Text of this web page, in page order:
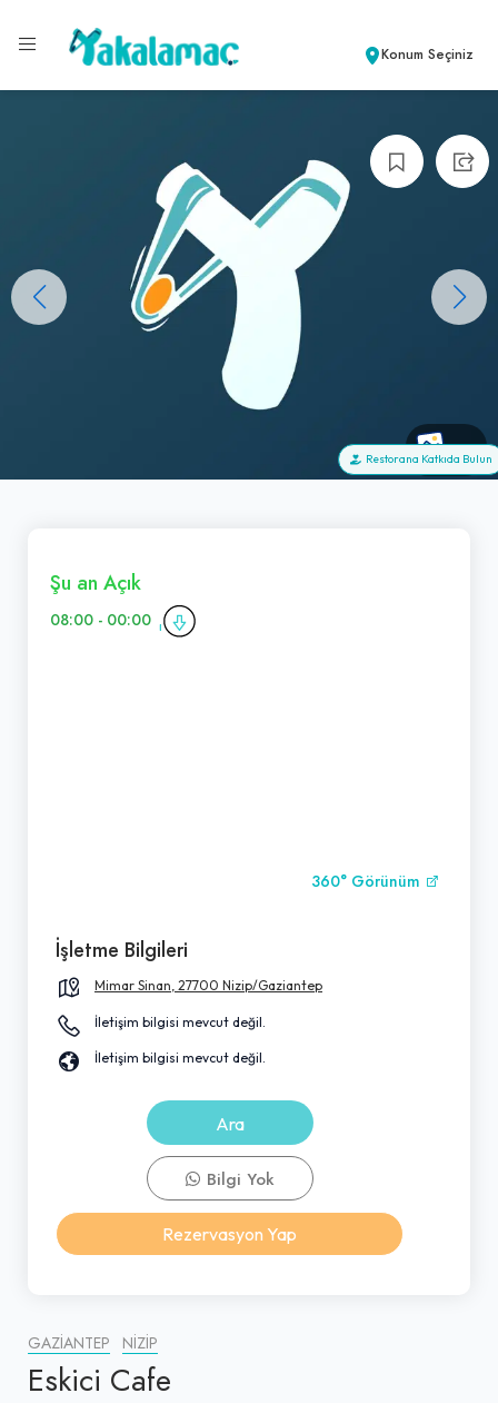
Konum Seçiniz
+0
Restorana Katkıda Bulun
GAZIANTEP NIZIP
Eskici Cafe
Şu an Açık
08:00 - 00:00
360° Görünüm
İşletme Bilgileri
Mimar Sinan, 27700 Nizip/Gaziantep
İletişim bilgisi mevcut değil.
İletişim bilgisi mevcut değil.
Ara
Bilgi Yok
Rezervasyon Yap